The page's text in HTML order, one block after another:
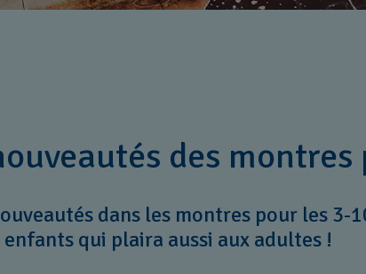
des
dans les montres pour les 3-
enfants qui plaira aussi aux adultes !